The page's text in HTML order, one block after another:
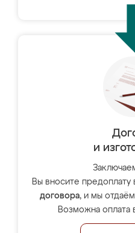
и
Вы вносите предоплату
договора, и мы
Возможна оплата